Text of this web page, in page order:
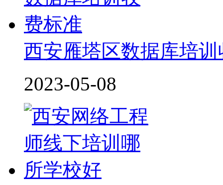
西安雁塔区数据库培
2023-05-08